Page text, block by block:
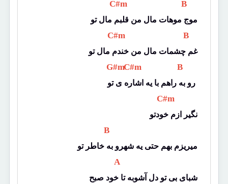
C#m B
موج موهات مال من قلبم مال تو
C#m B
غم چشمات مال من خندم مال تو
G#m C#m B
رو به راهم با یه اشاره ی تو
C#m
نگیر ازم خودتو
B
میریزم بهم حتی یه شهرو به خاطر تو
A
شبای بی تو دل آشوبه تا خود صبح